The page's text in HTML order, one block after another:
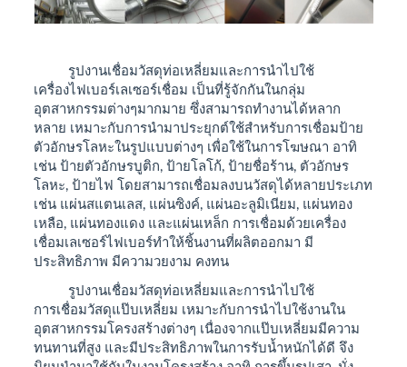
รูปงานเชื่อมวัสดุท่อเหลี่ยมและการนำไปใช้
เครื่องไฟเบอร์เลเซอร์เชื่อม เป็นที่รู้จักกันในกลุ่ม
อุตสาหกรรมต่างๆมากมาย ซึ่งสามารถทำงานได้หลาก
หลาย เหมาะกับการนำมาประยุกต์ใช้สำหรับการเชื่อมป้าย
ตัวอักษรโลหะในรูปแบบต่างๆ เพื่อใช้ในการโฆษณา อาทิ
เช่น ป้ายตัวอักษรบูติก, ป้ายโลโก้, ป้ายชื่อร้าน, ตัวอักษร
โลหะ, ป้ายไฟ โดยสามารถเชื่อมลงบนวัสดุได้หลายประเภท
เช่น แผ่นสแตนเลส, แผ่นซิงค์, แผ่นอะลูมิเนียม, แผ่นทอง
เหลือ, แผ่นทองแดง และแผ่นเหล็ก การเชื่อมด้วยเครื่อง
เชื่อมเลเซอร์ไฟเบอร์ทำให้ชิ้นงานที่ผลิตออกมา มี
ประสิทธิภาพ มีความวยงาม คงทน
รูปงานเชื่อมวัสดุท่อเหลี่ยมและการนำไปใช้
การเชื่อมวัสดุแป๊บเหลี่ยม เหมาะกับการนำไปใช้งานใน
อุตสาหกรรมโครงสร้างต่างๆ เนื่องจากแป๊บเหลี่ยมมีความ
ทนทานที่สูง และมีประสิทธิภาพในการรับน้ำหนักได้ดี จึง